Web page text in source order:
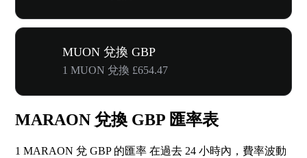
MUON 兌換 GBP
1 MUON 兌換 £654.47
MARAON 兌換 GBP 匯率表
1 MARAON 兌 GBP 的匯率 在過去 24 小時內，費率波動